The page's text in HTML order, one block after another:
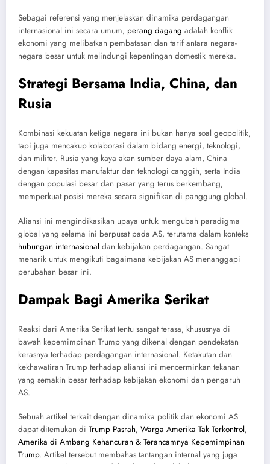
Sebagai referensi yang menjelaskan dinamika perdagangan
internasional ini secara umum, perang dagang adalah konflik
ekonomi yang melibatkan pembatasan dan tarif antara negara-
negara besar untuk melindungi kepentingan domestik mereka.
Strategi Bersama India, China, dan
Rusia
Kombinasi kekuatan ketiga negara ini bukan hanya soal geopolitik,
tapi juga mencakup kolaborasi dalam bidang energi, teknologi,
dan militer. Rusia yang kaya akan sumber daya alam, China
dengan kapasitas manufaktur dan teknologi canggih, serta India
dengan populasi besar dan pasar yang terus berkembang,
memperkuat posisi mereka secara signifikan di panggung global.
Aliansi ini mengindikasikan upaya untuk mengubah paradigma
global yang selama ini berpusat pada AS, terutama dalam konteks
hubungan internasional dan kebijakan perdagangan. Sangat
menarik untuk mengikuti bagaimana kebijakan AS menanggapi
perubahan besar ini.
Dampak Bagi Amerika Serikat
Reaksi dari Amerika Serikat tentu sangat terasa, khususnya di
bawah kepemimpinan Trump yang dikenal dengan pendekatan
kerasnya terhadap perdagangan internasional. Ketakutan dan
kekhawatiran Trump terhadap aliansi ini mencerminkan tekanan
yang semakin besar terhadap kebijakan ekonomi dan pengaruh
AS.
Sebuah artikel terkait dengan dinamika politik dan ekonomi AS
dapat ditemukan di Trump Pasrah, Warga Amerika Tak Terkontrol,
Amerika di Ambang Kehancuran & Terancamnya Kepemimpinan
Trump. Artikel tersebut membahas tantangan internal yang juga